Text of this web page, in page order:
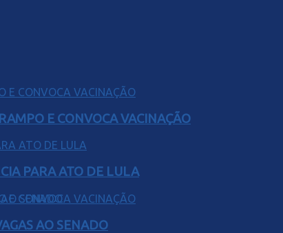
E CONVOCA VACINAÇÃO
PARA ATO DE LULA
AO SENADO